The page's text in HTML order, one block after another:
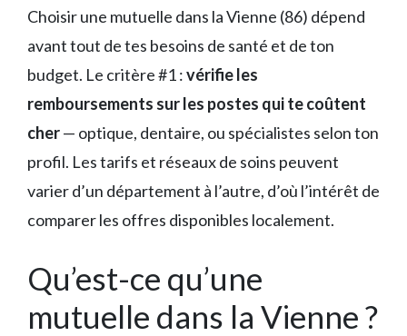
Choisir une mutuelle dans la Vienne (86) dépend
avant tout de tes besoins de santé et de ton
budget. Le critère #1 :vérifie les
remboursements sur les postes qui te coûtent
cher— optique, dentaire, ou spécialistes selon ton
profil. Les tarifs et réseaux de soins peuvent
varier d’un département à l’autre, d’où l’intérêt de
comparer les offres disponibles localement.
Qu’est-ce qu’une
mutuelle dans la Vienne ?